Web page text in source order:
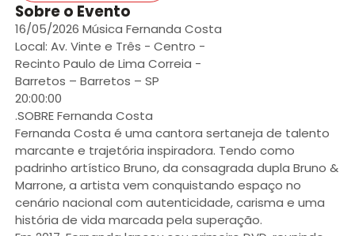
Sobre o Evento
16/05/2026 Música Fernanda Costa
Local: Av. Vinte e Três - Centro -
Recinto Paulo de Lima Correia -
Barretos – Barretos – SP
20:00:00
.SOBRE Fernanda Costa
Fernanda Costa é uma cantora sertaneja de talento
marcante e trajetória inspiradora. Tendo como
padrinho artístico Bruno, da consagrada dupla Bruno &
Marrone, a artista vem conquistando espaço no
cenário nacional com autenticidade, carisma e uma
história de vida marcada pela superação.